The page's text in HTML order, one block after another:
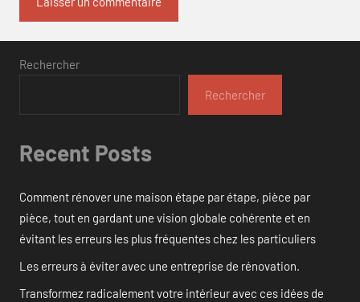
Rechercher
Rechercher
Recent Posts
Comment rénover une maison étape par étape, pièce par
pièce, tout en gardant une vision globale cohérente et en
évitant les erreurs les plus fréquentes chez les particuliers
Les erreurs à éviter avec une entreprise de rénovation.
Transformez radicalement votre intérieur avec ces idées de